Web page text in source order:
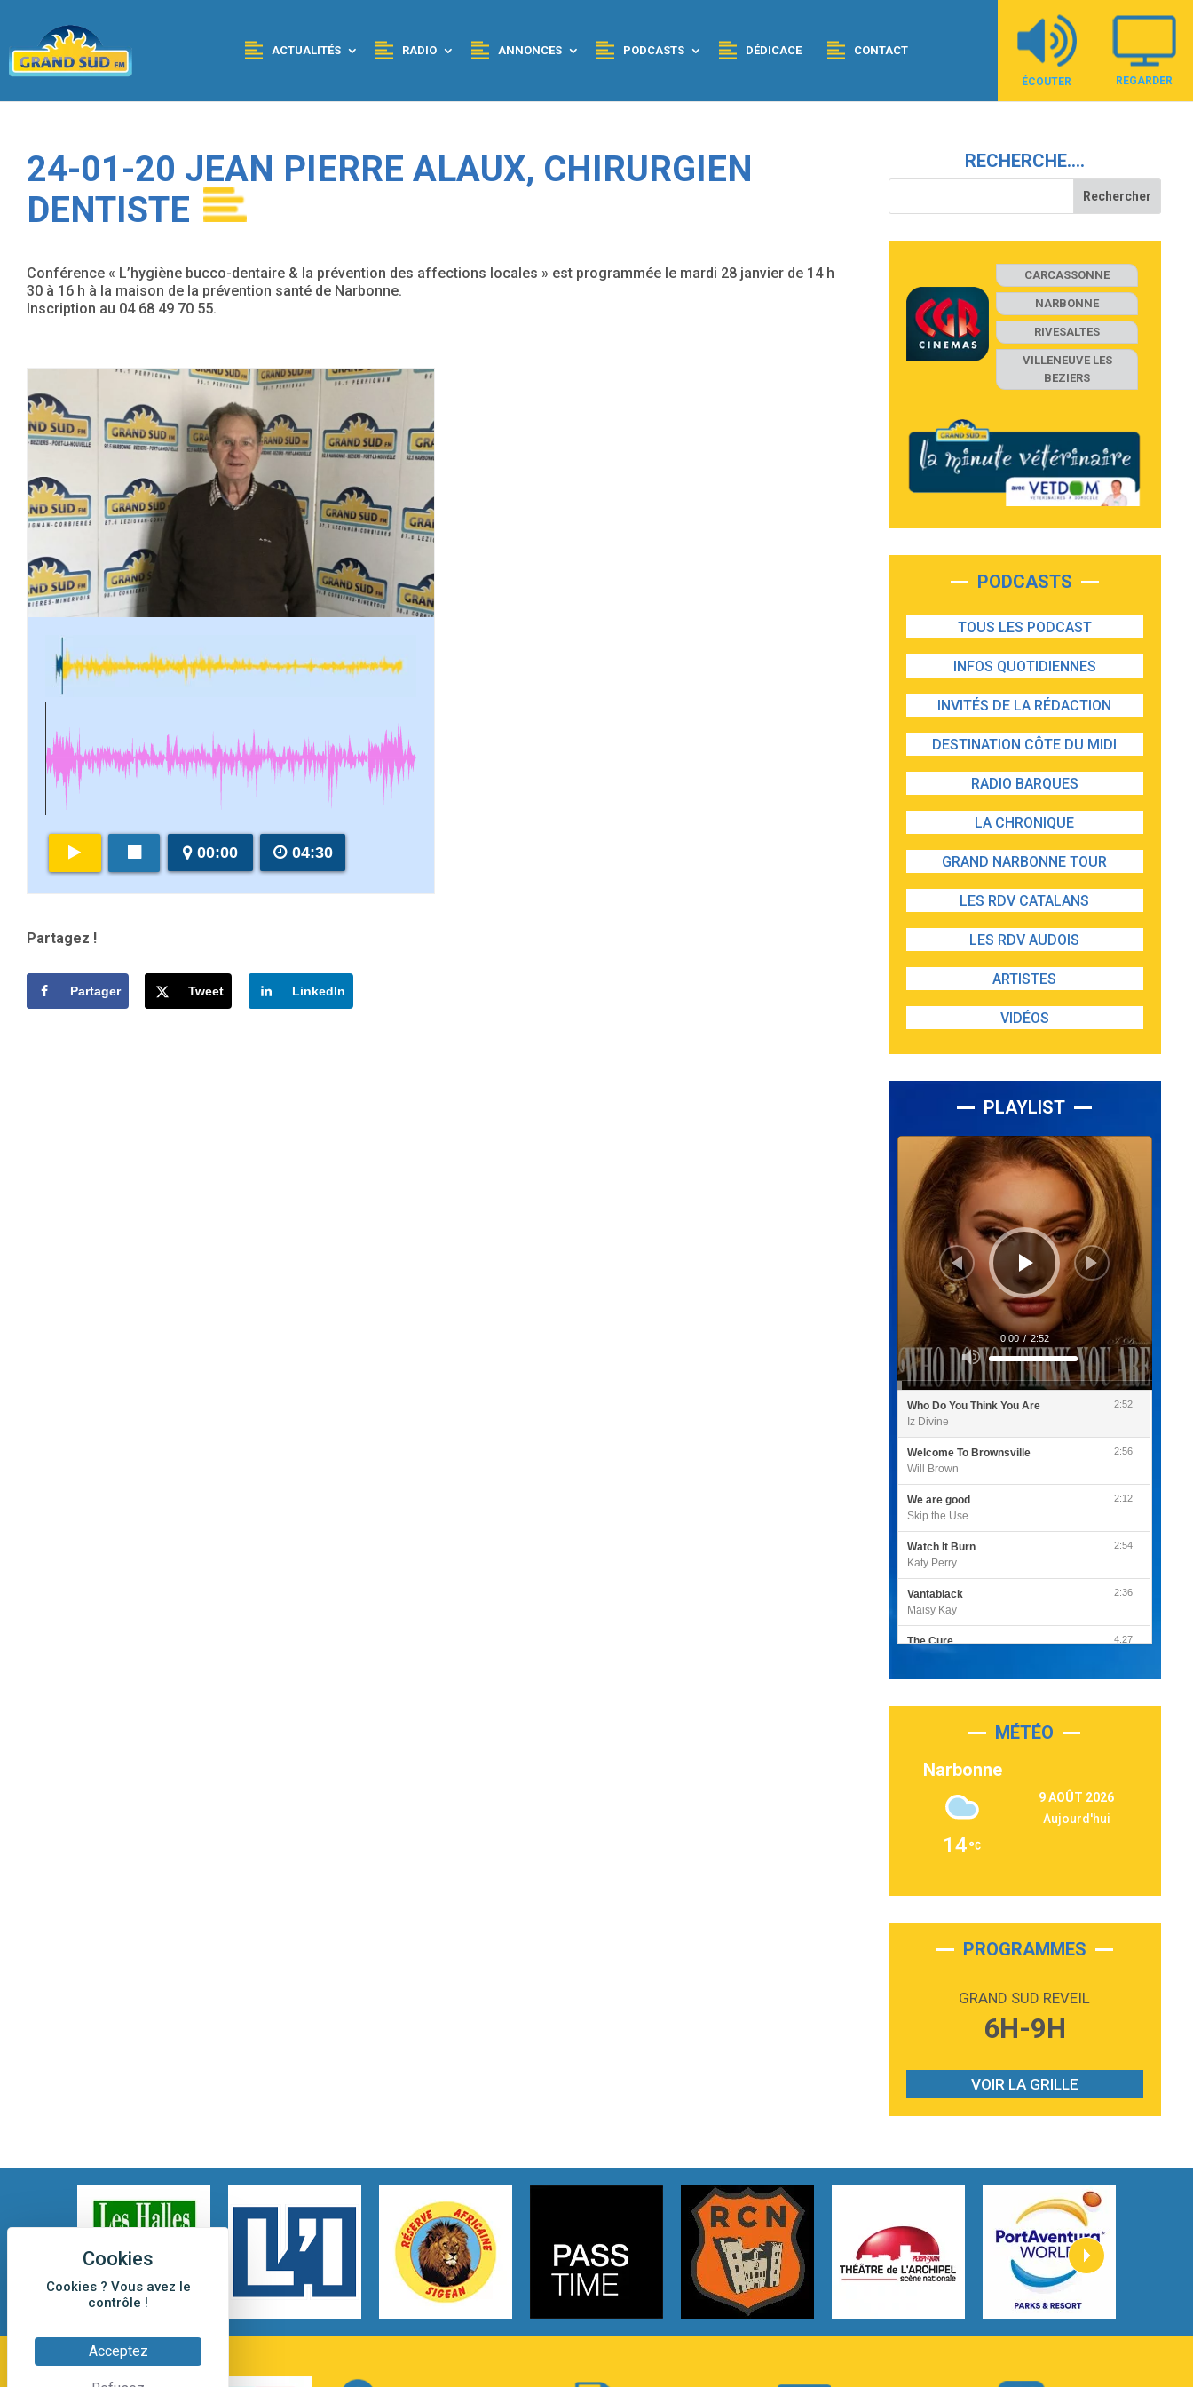
Cookies ? Vous avez le
contrôle !
Acceptez
ACTUALITÉS RADIO ANNONCES PODCASTS DÉDICACE CONTACT
ÉCOUTER REGARDER
24-01-20 JEAN PIERRE ALAUX, CHIRURGIEN
DENTISTE
Conférence « L’hygiène bucco-dentaire & la prévention des affections locales » est programmée le mardi 28 janvier de 14 h
30 à 16 h à la maison de la prévention santé de Narbonne.
Inscription au 04 68 49 70 55.
00:00 04:30
Partagez !
Partager Tweet LinkedIn
RECHERCHE….
CARCASSONNE
NARBONNE
RIVESALTES
VILLENEUVE LES
BEZIERS
PODCASTS
TOUS LES PODCAST
INFOS QUOTIDIENNES
INVITÉS DE LA RÉDACTION
DESTINATION CÔTE DU MIDI
RADIO BARQUES
LA CHRONIQUE
GRAND NARBONNE TOUR
LES RDV CATALANS
LES RDV AUDOIS
ARTISTES
VIDÉOS
PLAYLIST
Lecteur
Utilisez
les
flèches
haut/bas
augmenter
le
volume.
0:00 / 2:52
Who Do You Think You Are
Iz Divine
2:52
Welcome To Brownsville
Will Brown
2:56
We are good
Skip the Use
2:12
Watch It Burn
Katy Perry
2:54
Vantablack
Maisy Kay
2:36
The Cure
4:27
Luke Combs
Second Chance
Martin Garrix & Ed Sheeran
Alex Warren
On My Soul
2:28
Phoebe Bridgers
Gracie Abrams
Heart On Fire
Lovecats
Hate that i made you love me
Ariana Grande –
MÉTÉO
Narbonne
14
9 AOÛT 2026
Aujourd'hui
PROGRAMMES
GRAND SUD REVEIL
6H-9H
VOIR LA GRILLE